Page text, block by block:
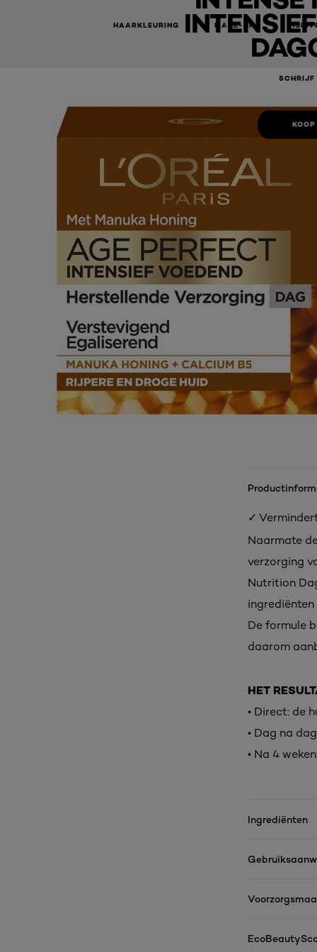
HAARKLEURING MAKE-UP
SCHRIJF
✓
Naarmate
verzorging
Nutrition
De formule
daarom
HET
• Direct: de
• Dag na
• Na 4
Ingrediënten